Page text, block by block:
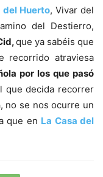
del Huerto, Vivar del
del Destierro,
que ya sabéis que
recorrido atraviesa
por los que pasó
que decida recorrer
no se nos ocurre un
que en La Casa del